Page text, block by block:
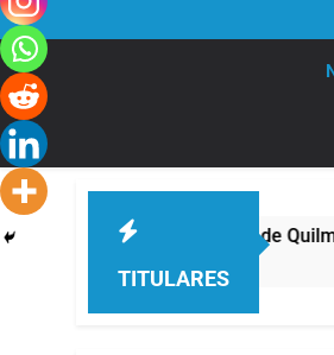
TITULARES
La Diócesis de Quilmes